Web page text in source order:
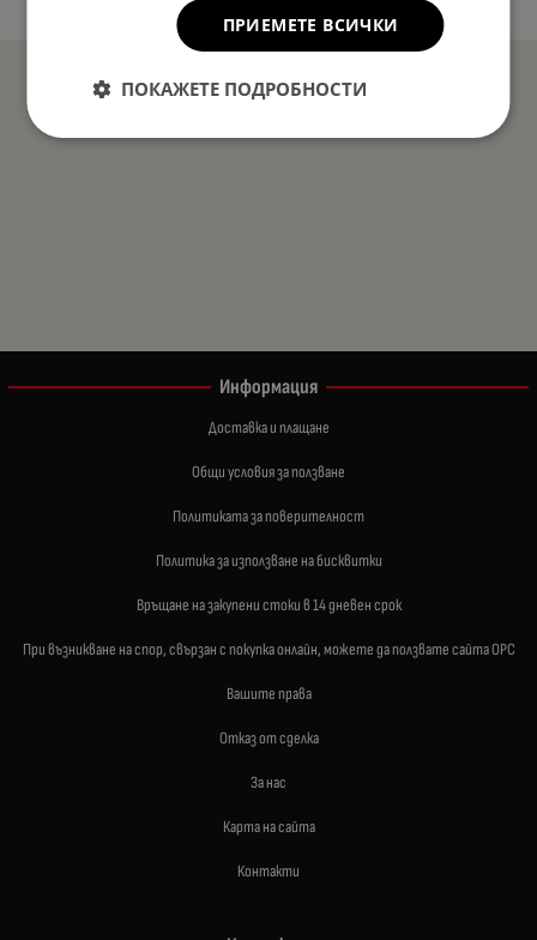
Информация
Доставка и плащане
Общи условия за ползване
Политиката за поверителност
Политика за използване на бисквитки
Връщане на закупени стоки в 14 дневен срок
При възникване на спор, свързан с покупка онлайн, можете да ползвате сайта ОРС
Вашите права
Отказ от сделка
За нас
Карта на сайта
Контакти
ПРИЕМЕТЕ ВСИЧКИ
ПОКАЖЕТЕ ПОДРОБНОСТИ